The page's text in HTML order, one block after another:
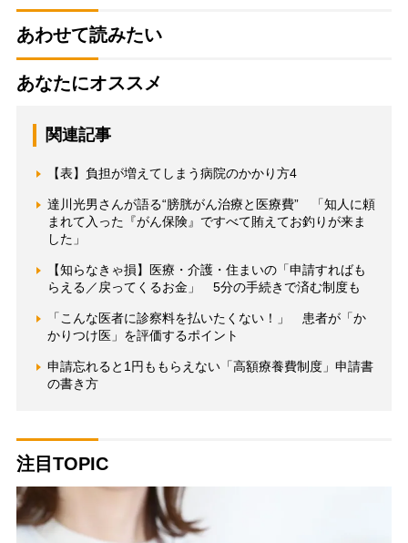
あわせて読みたい
あなたにオススメ
関連記事
【表】負担が増えてしまう病院のかかり方4
達川光男さんが語る“膀胱がん治療と医療費” 「知人に頼
まれて入った『がん保険』ですべて賄えてお釣りが来ま
した」
【知らなきゃ損】医療・介護・住まいの「申請すればも
らえる／戻ってくるお金」 5分の手続きで済む制度も
「こんな医者に診察料を払いたくない！」 患者が「か
かりつけ医」を評価するポイント
申請忘れると1円ももらえない「高額療養費制度」申請書
の書き方
注目TOPIC